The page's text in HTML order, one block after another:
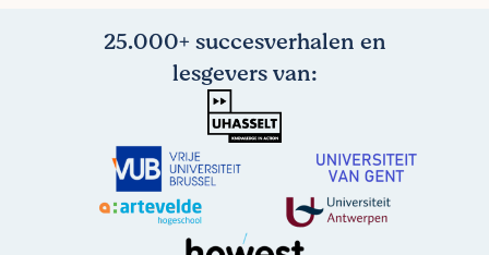
25.000+ succesverhalen en
lesgevers van: